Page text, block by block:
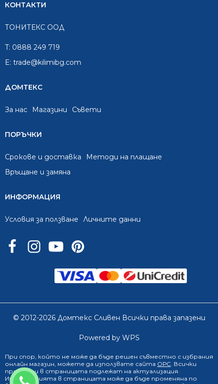
0888 249 719
КОНТАКТИ
ТОНИТЕКС ООД
T: 0888 249 719
E: trade@kilimibg.com
ДОМТЕКС
За нас Mагазини Съвети
ПОРЪЧКИ
Срокове и доставка
Методи на плащане
Връщане и замяна
ИНФОРМАЦИЯ
Условия за ползване Личните данни
© 2012-2026 Домтекс Сливен Всички права запазени
Powered by WPS
При спор, който не може да бъде решен съвместно с избрания
онлайн магазин, можете да използвате сайта ОРС. Всички
продукти в страницата подлежат на актуализация.
Информацията в страницата може да бъде променяна по